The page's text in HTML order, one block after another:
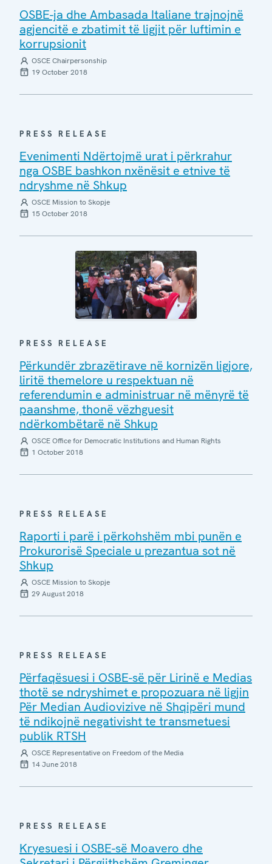
OSBE-ja dhe Ambasada Italiane trajnojnë
agjencitë e zbatimit të ligjit për luftimin e
korrupsionit
OSCE Chairpersonship
19 October 2018
PRESS RELEASE
Evenimenti Ndërtojmë urat i përkrahur
nga OSBE bashkon nxënësit e etnive të
ndryshme në Shkup
OSCE Mission to Skopje
15 October 2018
PRESS RELEASE
Përkundër zbrazëtirave në kornizën ligjore,
liritë themelore u respektuan në
referendumin e administruar në mënyrë të
paanshme, thonë vëzhguesit
ndërkombëtarë në Shkup
OSCE Office for Democratic Institutions and Human Rights
1 October 2018
PRESS RELEASE
Raporti i parë i përkohshëm mbi punën e
Prokurorisë Speciale u prezantua sot në
Shkup
OSCE Mission to Skopje
29 August 2018
PRESS RELEASE
Përfaqësuesi i OSBE-së për Lirinë e Medias
thotë se ndryshimet e propozuara në ligjin
Për Median Audiovizive në Shqipëri mund
të ndikojnë negativisht te transmetuesi
publik RTSH
OSCE Representative on Freedom of the Media
14 June 2018
PRESS RELEASE
Kryesuesi i OSBE-së Moavero dhe